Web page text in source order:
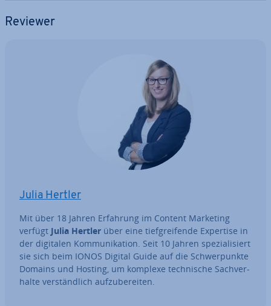
Reviewer
Julia Hertler
Mit über 18 Jahren Erfahrung im Content Marketing
verfügt Julia Hertler über eine tief­grei­fen­de Expertise in
der digitalen Kom­mu­ni­ka­ti­on. Seit 10 Jahren spe­zia­li­siert
sie sich beim IONOS Digital Guide auf die Schwer­punk­te
Domains und Hosting, um komplexe tech­ni­sche Sach­ver­
hal­te ver­ständ­lich auf­zu­be­rei­ten.